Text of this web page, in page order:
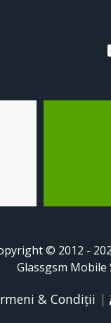
© 2012 -
Glassgsm Mobile
& Condiții |